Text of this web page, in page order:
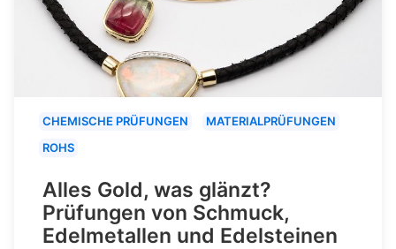
CHEMISCHE PRÜFUNGEN
MATERIALPRÜFUNGEN
ROHS
Alles Gold, was glänzt?
Prüfungen von Schmuck,
Edelmetallen und Edelsteinen